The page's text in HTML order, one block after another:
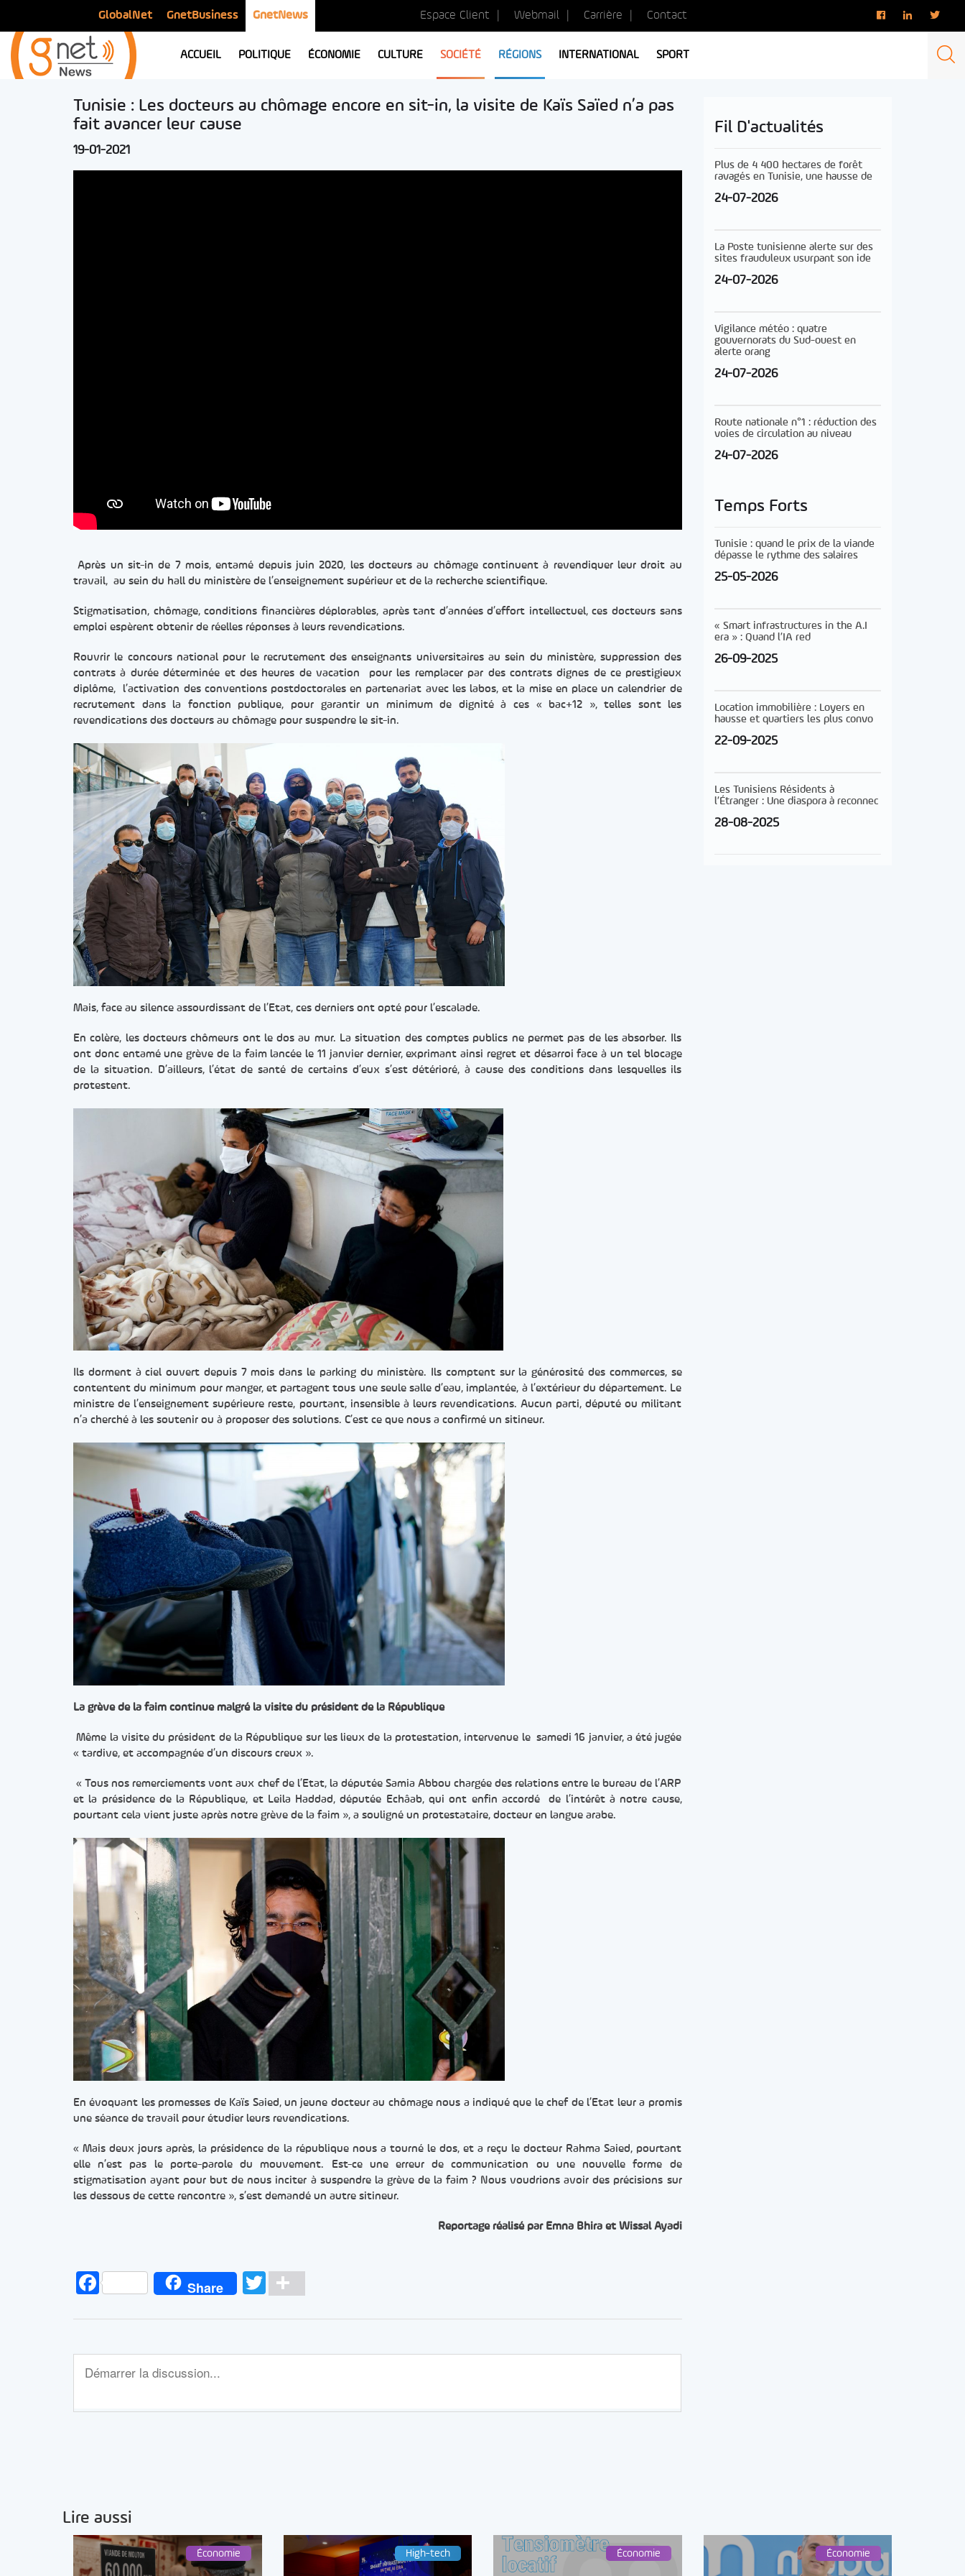
GlobalNet GnetBusiness GnetNews Espace Client Webmail Carrière Contact
ACCUEIL POLITIQUE ÉCONOMIE CULTURE SOCIÉTÉ RÉGIONS INTERNATIONAL SPORT
Tunisie : Les docteurs au chômage encore en sit-in, la visite de Kaïs Saïed n’a pas
fait avancer leur cause
19-01-2021
Après un sit-in de 7 mois, entamé depuis juin 2020, les docteurs au chômage continuent à revendiquer leur droit au
travail, au sein du hall du ministère de l’enseignement supérieur et de la recherche scientifique.
Stigmatisation, chômage, conditions financières déplorables, après tant d’années d’effort intellectuel, ces docteurs sans
emploi espèrent obtenir de réelles réponses à leurs revendications.
Rouvrir le concours national pour le recrutement des enseignants universitaires au sein du ministère, suppression des
contrats à durée déterminée et des heures de vacation pour les remplacer par des contrats dignes de ce prestigieux
diplôme, l’activation des conventions postdoctorales en partenariat avec les labos, et la mise en place un calendrier de
recrutement dans la fonction publique, pour garantir un minimum de dignité à ces « bac+12 », telles sont les
revendications des docteurs au chômage pour suspendre le sit-in.
Mais, face au silence assourdissant de l’Etat, ces derniers ont opté pour l’escalade.
En colère, les docteurs chômeurs ont le dos au mur. La situation des comptes publics ne permet pas de les absorber. Ils
ont donc entamé une grève de la faim lancée le 11 janvier dernier, exprimant ainsi regret et désarroi face à un tel blocage
de la situation. D’ailleurs, l’état de santé de certains d’eux s’est détérioré, à cause des conditions dans lesquelles ils
protestent.
Ils dorment à ciel ouvert depuis 7 mois dans le parking du ministère. Ils comptent sur la générosité des commerces, se
contentent du minimum pour manger, et partagent tous une seule salle d’eau, implantée, à l’extérieur du département. Le
ministre de l’enseignement supérieure reste, pourtant, insensible à leurs revendications. Aucun parti, député ou militant
n’a cherché à les soutenir ou à proposer des solutions. C’est ce que nous a confirmé un sitineur.
La grève de la faim continue malgré la visite du président de la République
Même la visite du président de la République sur les lieux de la protestation, intervenue le samedi 16 janvier, a été jugée
« tardive, et accompagnée d’un discours creux ».
« Tous nos remerciements vont aux chef de l’Etat, la députée Samia Abbou chargée des relations entre le bureau de l’ARP
et la présidence de la République, et Leila Haddad, députée Echâab, qui ont enfin accordé de l’intérêt à notre cause,
pourtant cela vient juste après notre grève de la faim », a souligné un protestataire, docteur en langue arabe.
En évoquant les promesses de Kaïs Saied, un jeune docteur au chômage nous a indiqué que le chef de l’Etat leur a promis
une séance de travail pour étudier leurs revendications.
« Mais deux jours après, la présidence de la république nous a tourné le dos, et a reçu le docteur Rahma Saied, pourtant
elle n’est pas le porte-parole du mouvement. Est-ce une erreur de communication ou une nouvelle forme de
stigmatisation ayant pour but de nous inciter à suspendre la grève de la faim ? Nous voudrions avoir des précisions sur
les dessous de cette rencontre », s’est demandé un autre sitineur.
Reportage réalisé par Emna Bhira et Wissal Ayadi
FacebookShare Twitter
Fil D'actualités
Plus de 4 400 hectares de forêt
ravagés en Tunisie, une hausse de
24-07-2026
La Poste tunisienne alerte sur des
sites frauduleux usurpant son ide
24-07-2026
Vigilance météo : quatre
gouvernorats du Sud-ouest en
alerte orang
24-07-2026
Route nationale n°1 : réduction des
voies de circulation au niveau
24-07-2026
Temps Forts
Tunisie : quand le prix de la viande
dépasse le rythme des salaires
25-05-2026
« Smart infrastructures in the A.I
era » : Quand l’IA red
26-09-2025
Location immobilière : Loyers en
hausse et quartiers les plus convo
22-09-2025
Les Tunisiens Résidents à
l’Étranger : Une diaspora à reconnec
28-08-2025
Lire aussi
Économie High-tech Économie Économie